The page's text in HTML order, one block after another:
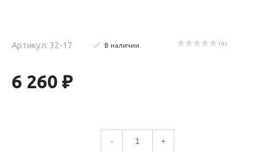
Артикул: 32-17 В наличии ( 0 )
6 260 ₽
- +